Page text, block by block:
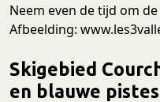
Neem even de tijd om
Afbeelding:
Skigebied
en blauwe pistes